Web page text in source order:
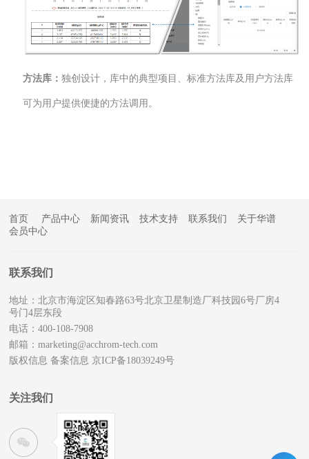
方法库：独创设计，库中的典型项目、标准方法库及用户方法库
可为用户提供便捷的方法调用。
首页 产品中心 新闻资讯 技术支持 联系我们
关于华谱
会员中心
联系我们
地址：北京市海淀区知春路63号北京卫星制造厂科技园6号厂房4
号门4层东段
电话：400-108-7908
邮箱：marketing@acchrom-tech.com
版权信息备案信息 京ICP备18039249号
关注我们